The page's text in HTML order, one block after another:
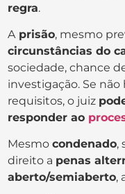
regra.
Aprisão, mesmo
circunstâncias do
sociedade, chance
investigação. Se
requisitos, o juiz
responder ao
Mesmocondenado,
direito a penas
aberto/semiaberto,